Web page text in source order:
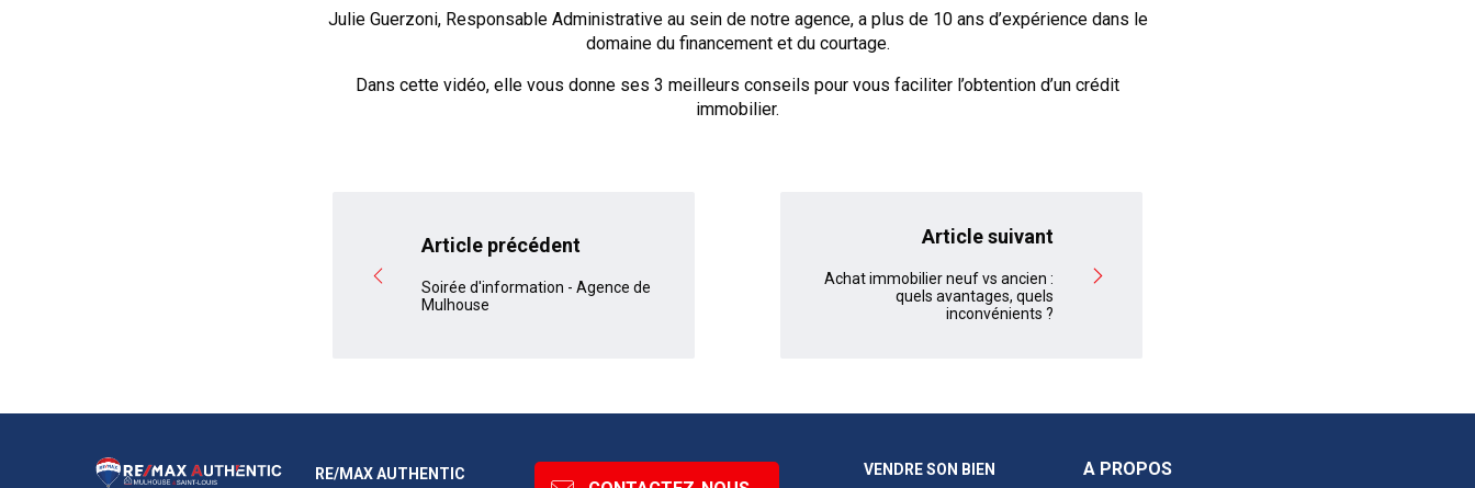
Julie Guerzoni, Responsable Administrative au sein de notre agence, a plus de 10 ans d’expérience dans le
domaine du financement et du courtage.
Dans cette vidéo, elle vous donne ses 3 meilleurs conseils pour vous faciliter l’obtention d’un crédit
immobilier.
Article précédent
Soirée d'information - Agence de
Mulhouse
Article suivant
Achat immobilier neuf vs ancien :
quels avantages, quels
inconvénients ?
RE/MAX AUTHENTIC VENDRE SON BIEN A PROPOS